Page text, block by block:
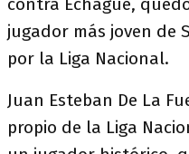
jugador más joven de
por la Liga Nacional.
Juan Esteban De La
propio de la Liga